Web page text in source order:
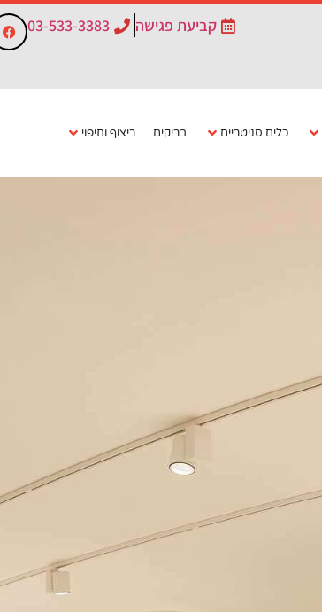
קביעת פגישה 03-533-3383
כלים סניטריים בריקים ריצוף וחיפוי